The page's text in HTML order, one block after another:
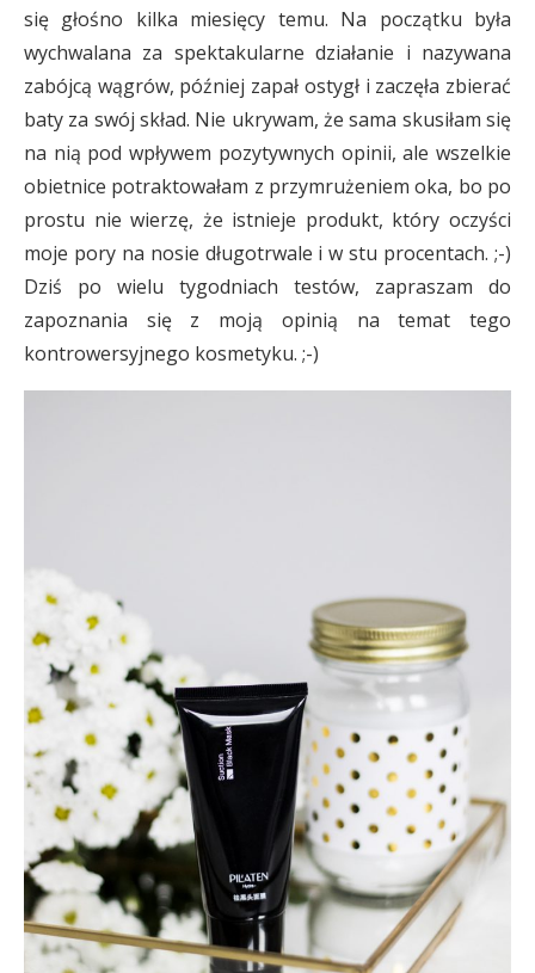
się głośno kilka miesięcy temu. Na początku była
wychwalana za spektakularne działanie i nazywana
zabójcą wągrów, później zapał ostygł i zaczęła zbierać
baty za swój skład. Nie ukrywam, że sama skusiłam się
na nią pod wpływem pozytywnych opinii, ale wszelkie
obietnice potraktowałam z przymrużeniem oka, bo po
prostu nie wierzę, że istnieje produkt, który oczyści
moje pory na nosie długotrwale i w stu procentach. ;-)
Dziś po wielu tygodniach testów, zapraszam do
zapoznania się z moją opinią na temat tego
kontrowersyjnego kosmetyku. ;-)